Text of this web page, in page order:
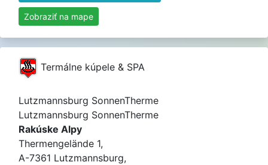
Zobraziť na mape
Termálne kúpele & SPA
Lutzmannsburg SonnenTherme
Lutzmannsburg SonnenTherme
Rakúske Alpy
Thermengelände 1,
A-7361 Lutzmannsburg,